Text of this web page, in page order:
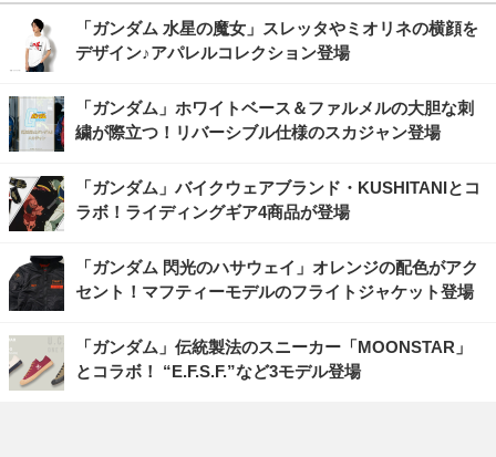
「ガンダム 水星の魔女」スレッタやミオリネの横顔を
デザイン♪アパレルコレクション登場
「ガンダム」ホワイトベース＆ファルメルの大胆な刺
繍が際立つ！リバーシブル仕様のスカジャン登場
「ガンダム」バイクウェアブランド・KUSHITANIとコ
ラボ！ライディングギア4商品が登場
「ガンダム 閃光のハサウェイ」オレンジの配色がアク
セント！マフティーモデルのフライトジャケット登場
「ガンダム」伝統製法のスニーカー「MOONSTAR」
とコラボ！ “E.F.S.F.”など3モデル登場